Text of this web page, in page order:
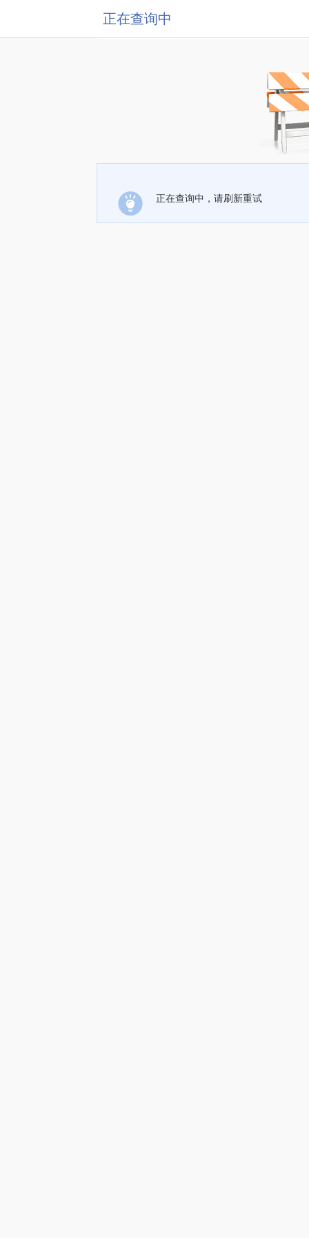
正在查询中
正在查询中，请刷新重试